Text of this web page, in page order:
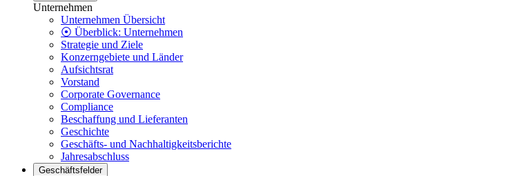
Unternehmen
Unternehmen Übersicht
⦿ Überblick: Unternehmen
Strategie und Ziele
Konzerngebiete und Länder
Aufsichtsrat
Vorstand
Corporate Governance
Compliance
Beschaffung und Lieferanten
Geschichte
Geschäfts- und Nachhaltigkeitsberichte
Jahresabschluss
Geschäftsfelder